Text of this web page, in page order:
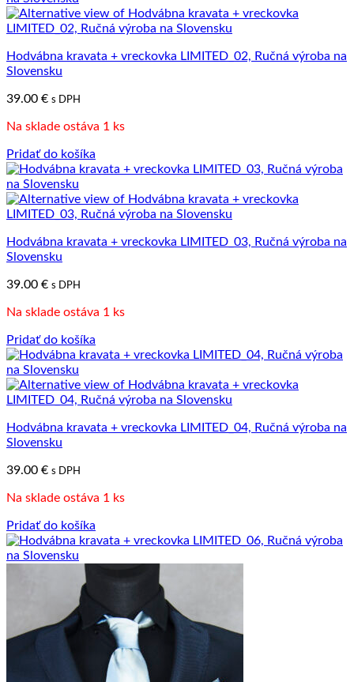
Hodvábna kravata + vreckovka LIMITED_02, Ručná výroba na
Slovensku
39.00 € s DPH
Na sklade ostáva 1 ks
Pridať do košíka
Hodvábna kravata + vreckovka LIMITED_03, Ručná výroba na
Slovensku
39.00 € s DPH
Na sklade ostáva 1 ks
Pridať do košíka
Hodvábna kravata + vreckovka LIMITED_04, Ručná výroba na
Slovensku
39.00 € s DPH
Na sklade ostáva 1 ks
Pridať do košíka